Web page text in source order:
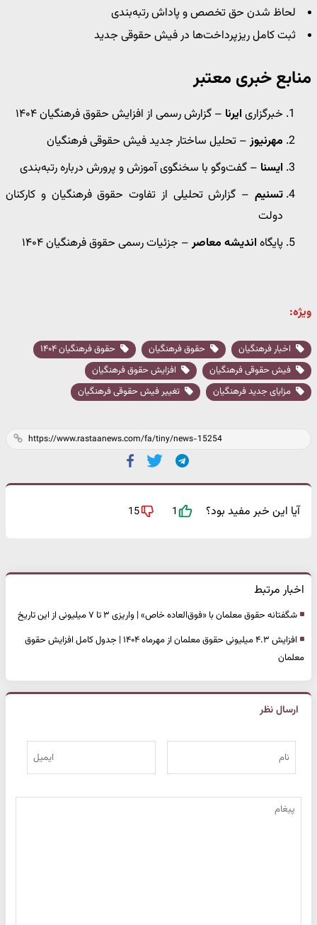
لحاظ شدن حق تخصص و پاداش رتبه‌بندی
ثبت کامل ریزپرداخت‌ها در فیش حقوقی جدید
منابع خبری معتبر
خبرگزاری ایرنا – گزارش رسمی از افزایش حقوق فرهنگیان ۱۴۰۴
مهرنیوز– تحلیل ساختار جدید فیش حقوقی فرهنگیان
ایسنا – گفت‌وگو با سخنگوی آموزش و پرورش درباره رتبه‌بندی
تسنیم – گزارش تحلیلی از تفاوت حقوق فرهنگیان و کارکنان
دولت
پایگاه اندیشه معاصر– جزئیات رسمی حقوق فرهنگیان ۱۴۰۴
ویژه:
اخبار فرهنگیان حقوق فرهنگیان
حقوق فرهنگیان ۱۴۰۴
فیش حقوقی فرهنگیان
افزایش حقوق فرهنگیان
مزایای جدید فرهنگیان
تغییر فیش حقوقی فرهنگیان
آیا این خبر مفید بود؟ 1
15
اخبار مرتبط
شگفتانه حقوق معلمان با «فوق‌العاده خاص» | واریزی ۳ تا ۷ میلیونی از این تاریخ
افزایش ۴.۳ میلیونی حقوق معلمان از مهرماه ۱۴۰۴ | جدول کامل افزایش حقوق
معلمان
ارسال نظر